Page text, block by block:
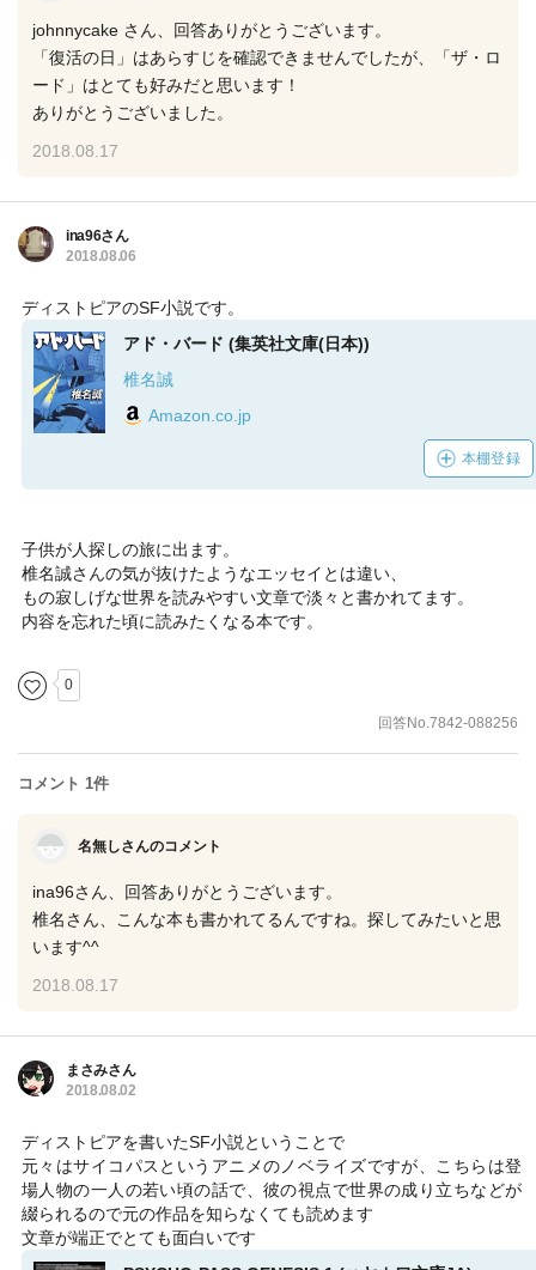
johnnycake さん、回答ありがとうございます。
「復活の日」はあらすじを確認できませんでしたが、「ザ・ロ
ード」はとても好みだと思います！
ありがとうございました。
2018.08.17
ina96さん
2018.08.06
ディストピアのSF小説です。
アド・バード (集英社文庫(日本))
椎名誠
Amazon.co.jp
本棚登録
子供が人探しの旅に出ます。
椎名誠さんの気が抜けたようなエッセイとは違い、
もの寂しげな世界を読みやすい文章で淡々と書かれてます。
内容を忘れた頃に読みたくなる本です。
0
回答No.7842-088256
コメント 1件
名無しさんのコメント
ina96さん、回答ありがとうございます。
椎名さん、こんな本も書かれてるんですね。探してみたいと思
います^^
2018.08.17
まさみさん
2018.08.02
ディストピアを書いたSF小説ということで
元々はサイコパスというアニメのノベライズですが、こちらは登
場人物の一人の若い頃の話で、彼の視点で世界の成り立ちなどが
綴られるので元の作品を知らなくても読めます
文章が端正でとても面白いです